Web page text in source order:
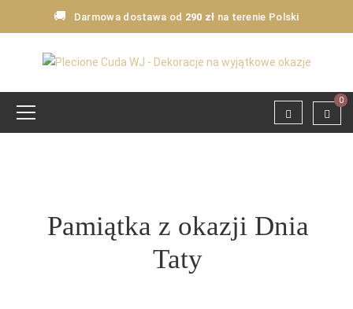
🚚 Darmowa dostawa od 290 zł na terenie Polski
0
Pamiątka z okazji Dnia
Taty